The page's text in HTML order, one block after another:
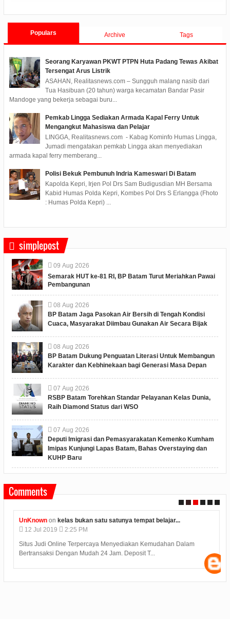
Populars Archive Tags
Seorang Karyawan PKWT PTPN Huta Padang Tewas Akibat
Tersengat Arus Listrik
ASAHAN, Realitasnews.com – Sungguh malang nasib dari
Tua Hasibuan (20 tahun) warga kecamatan Bandar Pasir
Mandoge yang bekerja sebagai buru...
Pemkab Lingga Sediakan Armada Kapal Ferry Untuk
Mengangkut Mahasiswa dan Pelajar
LINGGA, Realitasnews.com - Kabag Kominfo Humas Lingga,
Jumadi mengatakan pemkab Lingga akan menyediakan
armada kapal ferry memberang...
Polisi Bekuk Pembunuh Indria Kameswari Di Batam
Kapolda Kepri, Irjen Pol Drs Sam Budigusdian MH Bersama
Kabid Humas Polda Kepri, Kombes Pol Drs S Erlangga (Fhoto
: Humas Polda Kepri) ...
simplepost
09 Aug 2026
Semarak HUT ke-81 RI, BP Batam Turut Meriahkan Pawai
Pembangunan
08 Aug 2026
BP Batam Jaga Pasokan Air Bersih di Tengah Kondisi
Cuaca, Masyarakat Diimbau Gunakan Air Secara Bijak
08 Aug 2026
BP Batam Dukung Penguatan Literasi Untuk Membangun
Karakter dan Kebhinekaan bagi Generasi Masa Depan
07 Aug 2026
RSBP Batam Torehkan Standar Pelayanan Kelas Dunia,
Raih Diamond Status dari WSO
07 Aug 2026
Deputi Imigrasi dan Pemasyarakatan Kemenko Kumham
Imipas Kunjungi Lapas Batam, Bahas Overstaying dan
KUHP Baru
Comments
UnKnownonkelas bukan satu satunya tempat belajar...
12 Jul 2019
2:25 PM
Situs Judi Online Terpercaya Menyediakan Kemudahan Dalam
Bertransaksi Dengan Mudah 24 Jam. Deposit T...